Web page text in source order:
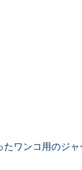
ワンコ用のジ